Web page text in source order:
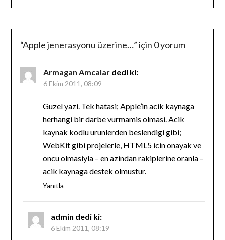
“Apple jenerasyonu üzerine…” için 0 yorum
Armagan Amcalar dedi ki:
6 Ekim 2011, 08:09
Guzel yazi. Tek hatasi; Apple’in acik kaynaga
herhangi bir darbe vurmamis olmasi. Acik
kaynak kodlu urunlerden beslendigi gibi;
WebKit gibi projelerle, HTML5 icin onayak ve
oncu olmasiyla – en azindan rakiplerine oranla –
acik kaynaga destek olmustur.
Yanıtla
admin dedi ki:
6 Ekim 2011, 08:19